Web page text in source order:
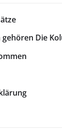
gehören Die